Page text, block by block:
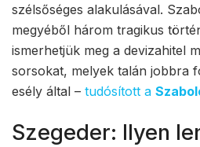
szélsőséges alakulásával.
megyéből három tragikus
ismerhetjük meg a devizahitel
sorsokat, melyek talán jobbra
esély által – tudósított a
Szegeder: Ilyen